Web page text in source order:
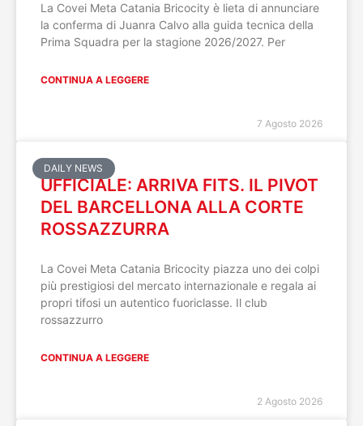
La Covei Meta Catania Bricocity è lieta di annunciare
la conferma di Juanra Calvo alla guida tecnica della
Prima Squadra per la stagione 2026/2027. Per
CONTINUA A LEGGERE
7 Agosto 2026
DAILY NEWS
UFFICIALE: ARRIVA FITS. IL PIVOT
DEL BARCELLONA ALLA CORTE
ROSSAZZURRA
La Covei Meta Catania Bricocity piazza uno dei colpi
più prestigiosi del mercato internazionale e regala ai
propri tifosi un autentico fuoriclasse. Il club
rossazzurro
CONTINUA A LEGGERE
2 Agosto 2026